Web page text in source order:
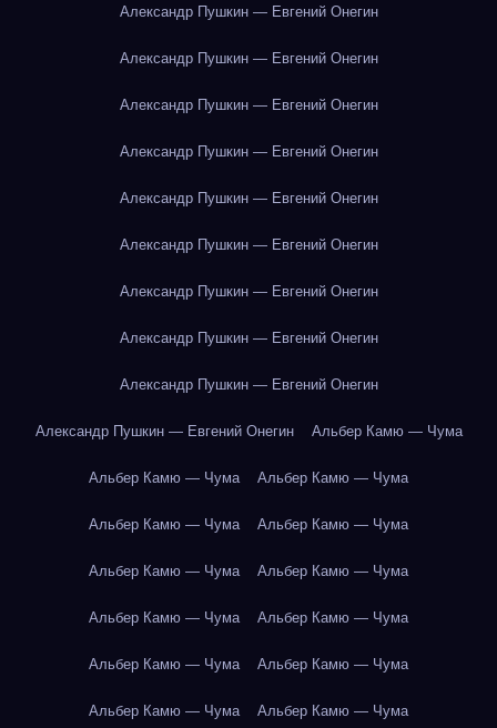
Александр Пушкин — Евгений Онегин
Александр Пушкин — Евгений Онегин
Александр Пушкин — Евгений Онегин
Александр Пушкин — Евгений Онегин
Александр Пушкин — Евгений Онегин
Александр Пушкин — Евгений Онегин
Александр Пушкин — Евгений Онегин
Александр Пушкин — Евгений Онегин
Александр Пушкин — Евгений Онегин
Александр Пушкин — Евгений Онегин Альбер Камю — Чума
Альбер Камю — Чума Альбер Камю — Чума
Альбер Камю — Чума Альбер Камю — Чума
Альбер Камю — Чума Альбер Камю — Чума
Альбер Камю — Чума Альбер Камю — Чума
Альбер Камю — Чума Альбер Камю — Чума
Альбер Камю — Чума Альбер Камю — Чума